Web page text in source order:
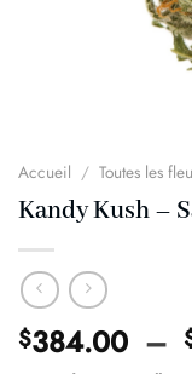
Accueil / Toutes les
Kandy Kush –
$384.00 –